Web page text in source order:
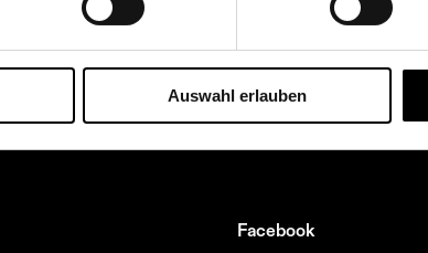
Auswahl erlauben
Bibliothek für Gestaltung
Facebook